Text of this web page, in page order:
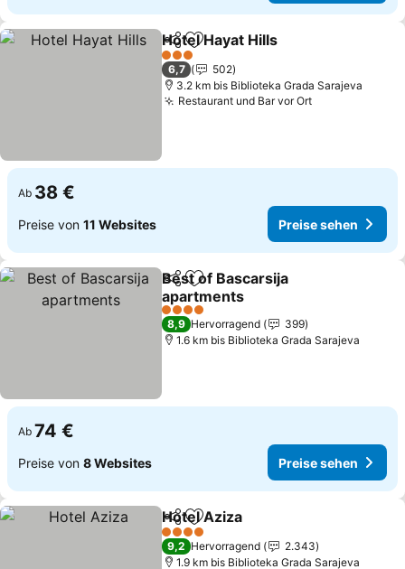
TeilenZu Favoriten hinzufügen
Hotel Hayat Hills
3 Sterne
6,7
502
3.2 km bis Biblioteka Grada Sarajeva
Restaurant und Bar vor OrtPreise sehen
Ab 38 €
Preise von 11 Websites Preise sehen
TeilenZu Favoriten hinzufügen
Best of Bascarsija
apartments
Preise sehen
4 Sterne
8,9 Hervorragend
399
1.6 km bis Biblioteka Grada Sarajeva
Ab 74 €
Preise von 8 Websites Preise sehen
TeilenZu Favoriten hinzufügen
Hotel Aziza
4 Sterne
9,2 Hervorragend
2.343
1.9 km bis Biblioteka Grada Sarajeva